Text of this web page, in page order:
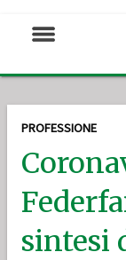
PROFESSIONE
sintesi